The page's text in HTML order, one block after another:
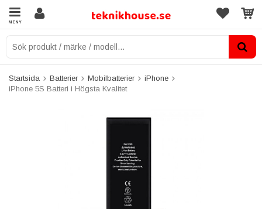
MENY
Startsida Batterier Mobilbatterier
iPhone
iPhone 5S Batteri i Högsta Kvalitet